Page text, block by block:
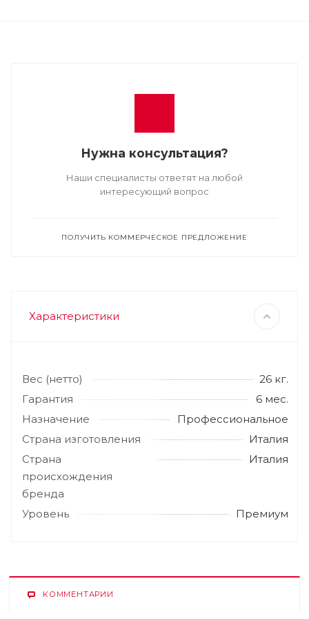
Нужна консультация?
Наши специалисты ответят на любой
интересующий вопрос
ПОЛУЧИТЬ КОММЕРЧЕСКОЕ ПРЕДЛОЖЕНИЕ
Характеристики
Вес (нетто)
26 кг.
Гарантия
6 мес.
Назначение
Профессиональное
Страна изготовления
Италия
Страна
происхождения
бренда
Италия
Уровень Премиум
КОММЕНТАРИИ